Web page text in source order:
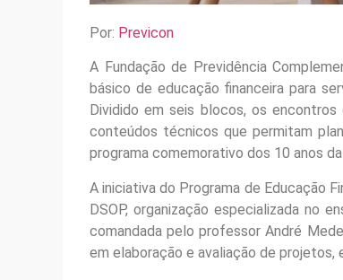
Por: Previcon
A Fundação de Previdência
básico de educação financeira para
Dividido em seis blocos, os
conteúdos técnicos que permitam
programa comemorativo dos 10 anos
A iniciativa do Programa de Educação
DSOP, organização especializada no
comandada pelo professor André
em elaboração e avaliação de projetos,